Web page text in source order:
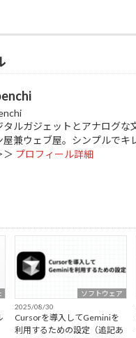
タルガジェットとアナログな
屋兼ウェブ屋。シンプルでキ
＞ プロフィール詳細
ソフトウェア
2025/08/30
Cursorを導入してGeminiを
利用するための設定（追記あ